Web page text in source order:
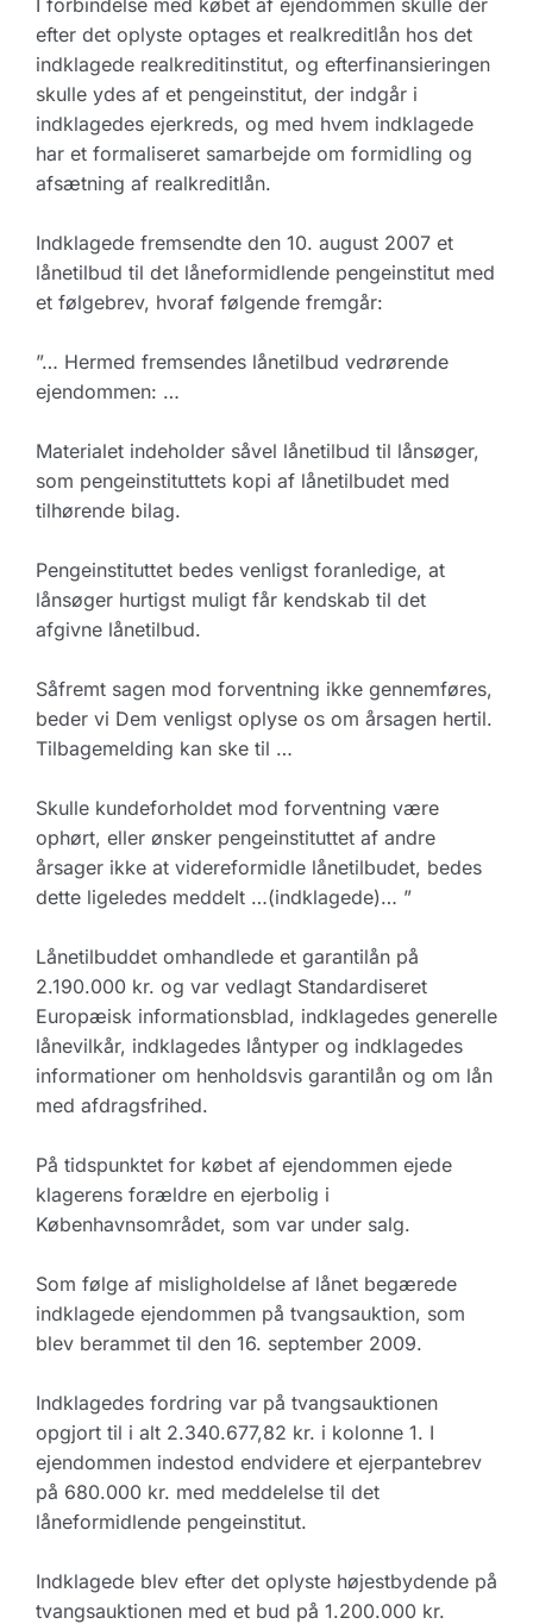
I forbindelse med købet af ejendommen skulle der
efter det oplyste optages et realkreditlån hos det
indklagede realkreditinstitut, og efterfinansieringen
skulle ydes af et pengeinstitut, der indgår i
indklagedes ejerkreds, og med hvem indklagede
har et formaliseret samarbejde om formidling og
afsætning af realkreditlån.
Indklagede fremsendte den 10. august 2007 et
lånetilbud til det låneformidlende pengeinstitut med
et følgebrev, hvoraf følgende fremgår:
”… Hermed fremsendes lånetilbud vedrørende
ejendommen: …
Materialet indeholder såvel lånetilbud til lånsøger,
som pengeinstituttets kopi af lånetilbudet med
tilhørende bilag.
Pengeinstituttet bedes venligst foranledige, at
lånsøger hurtigst muligt får kendskab til det
afgivne lånetilbud.
Såfremt sagen mod forventning ikke gennemføres,
beder vi Dem venligst oplyse os om årsagen hertil.
Tilbagemelding kan ske til …
Skulle kundeforholdet mod forventning være
ophørt, eller ønsker pengeinstituttet af andre
årsager ikke at videreformidle lånetilbudet, bedes
dette ligeledes meddelt …(indklagede)… ”
Lånetilbuddet omhandlede et garantilån på
2.190.000 kr. og var vedlagt Standardiseret
Europæisk informationsblad, indklagedes generelle
lånevilkår, indklagedes låntyper og indklagedes
informationer om henholdsvis garantilån og om lån
med afdragsfrihed.
På tidspunktet for købet af ejendommen ejede
klagerens forældre en ejerbolig i
Københavnsområdet, som var under salg.
Som følge af misligholdelse af lånet begærede
indklagede ejendommen på tvangsauktion, som
blev berammet til den 16. september 2009.
Indklagedes fordring var på tvangsauktionen
opgjort til i alt 2.340.677,82 kr. i kolonne 1. I
ejendommen indestod endvidere et ejerpantebrev
på 680.000 kr. med meddelelse til det
låneformidlende pengeinstitut.
Indklagede blev efter det oplyste højestbydende på
tvangsauktionen med et bud på 1.200.000 kr.